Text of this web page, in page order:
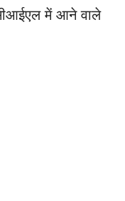
में आने वाले